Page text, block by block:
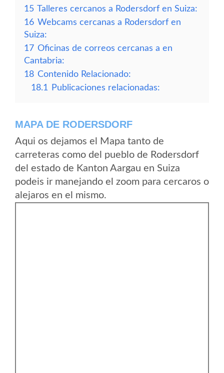
15 Talleres cercanos a Rodersdorf en Suiza:
16 Webcams cercanas a Rodersdorf en
Suiza:
17 Oficinas de correos cercanas a en
Cantabria:
18 Contenido Relacionado:
18.1
Publicaciones relacionadas:
MAPA DE RODERSDORF
Aqui os dejamos el Mapa tanto de
carreteras como del pueblo de Rodersdorf
del estado de Kanton Aargau en Suiza
podeis ir manejando el zoom para cercaros o
alejaros en el mismo.